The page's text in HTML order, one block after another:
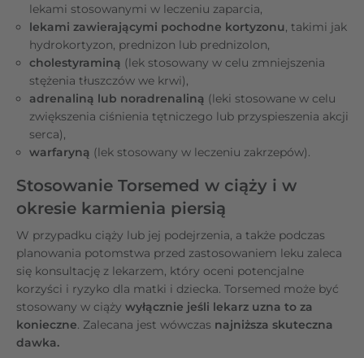
lekami stosowanymi w leczeniu zaparcia,
lekami zawierającymi pochodne kortyzonu, takimi jak
hydrokortyzon, prednizon lub prednizolon,
cholestyraminą (lek stosowany w celu zmniejszenia
stężenia tłuszczów we krwi),
adrenaliną lub noradrenaliną (leki stosowane w celu
zwiększenia ciśnienia tętniczego lub przyspieszenia akcji
serca),
warfaryną (lek stosowany w leczeniu zakrzepów).
Stosowanie Torsemed w ciąży i w
okresie karmienia piersią
W przypadku ciąży lub jej podejrzenia, a także podczas
planowania potomstwa przed zastosowaniem leku zaleca
się konsultację z lekarzem, który oceni potencjalne
korzyści i ryzyko dla matki i dziecka. Torsemed może być
stosowany w ciąży wyłącznie jeśli lekarz uzna to za
konieczne. Zalecana jest wówczas najniższa skuteczna
dawka.